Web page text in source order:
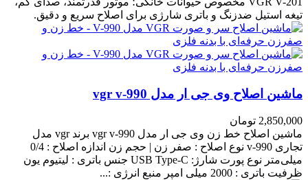
تیغه استیل ضدزنگ و باتری شارژی برای اصلاح سریع و دقیق.
ماشین اصلاح وی جی ار مدل vgr v-990
2,850,000 تومان
ماشین اصلاح خط زن وی جی ار مدل vgr v-990 برند vgr مدل
تجاری v-990 نوع اصلاح : صفر زن | حجم زن اندازه اصلاح : 0/4
میلی‌متر نوع پورت شارژ: USB Type-C جنس باتری : لیتیوم یون
ظرفیت باتری : 2000 میلی امپر منبع انرژی :...